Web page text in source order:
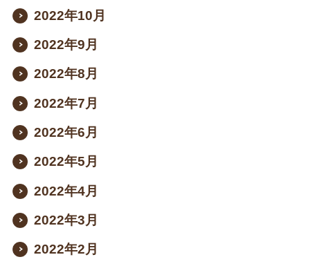
2022年10月
2022年9月
2022年8月
2022年7月
2022年6月
2022年5月
2022年4月
2022年3月
2022年2月